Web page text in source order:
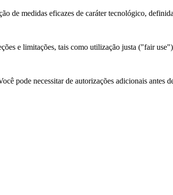
de medidas eficazes de caráter tecnológico,
e limitações, tais como utilização justa ("fair
pode necessitar de autorizações adicionais antes